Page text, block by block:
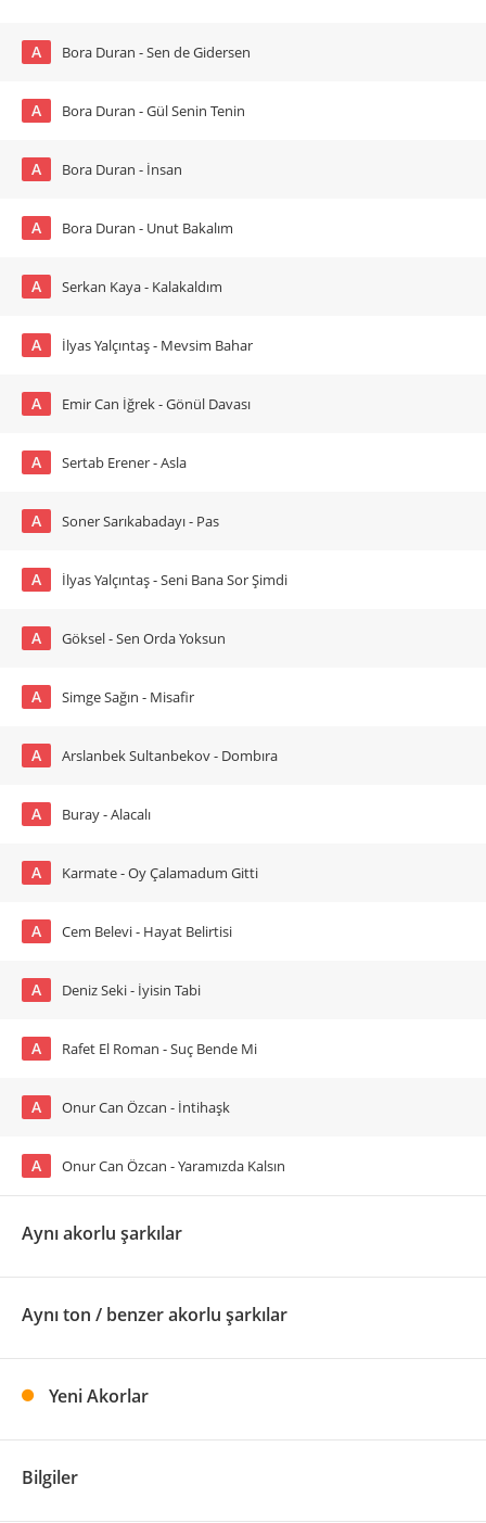
A Bora Duran - Sen de Gidersen
A Bora Duran - Gül Senin Tenin
A Bora Duran - İnsan
A Bora Duran - Unut Bakalım
A Serkan Kaya - Kalakaldım
A İlyas Yalçıntaş - Mevsim Bahar
A Emir Can İğrek - Gönül Davası
A Sertab Erener - Asla
A Soner Sarıkabadayı - Pas
A İlyas Yalçıntaş - Seni Bana Sor Şimdi
A Göksel - Sen Orda Yoksun
A Simge Sağın - Misafir
A Arslanbek Sultanbekov - Dombıra
A Buray - Alacalı
A Karmate - Oy Çalamadum Gitti
A Cem Belevi - Hayat Belirtisi
A Deniz Seki - İyisin Tabi
A Rafet El Roman - Suç Bende Mi
A Onur Can Özcan - İntihaşk
A Onur Can Özcan - Yaramızda Kalsın
Aynı akorlu şarkılar
Aynı ton / benzer akorlu şarkılar
Yeni Akorlar
Bilgiler